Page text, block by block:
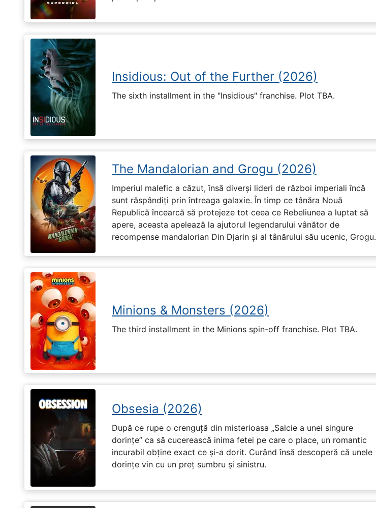
Insidious: Out of the Further (2026)
The sixth installment in the "Insidious" franchise. Plot TBA.
The Mandalorian and Grogu (2026)
Imperiul malefic a căzut, însă diverși lideri de război imperiali încă
sunt răspândiți prin întreaga galaxie. În timp ce tânăra Nouă
Republică încearcă să protejeze tot ceea ce Rebeliunea a luptat să
apere, aceasta apelează la ajutorul legendarului vânător de
recompense mandalorian Din Djarin și al tânărului său ucenic, Grogu.
Minions & Monsters (2026)
The third installment in the Minions spin-off franchise. Plot TBA.
Obsesia (2026)
După ce rupe o crenguță din misterioasa „Salcie a unei singure
dorințe” ca să cucerească inima fetei pe care o place, un romantic
incurabil obține exact ce și-a dorit. Curând însă descoperă că unele
dorințe vin cu un preț sumbru și sinistru.